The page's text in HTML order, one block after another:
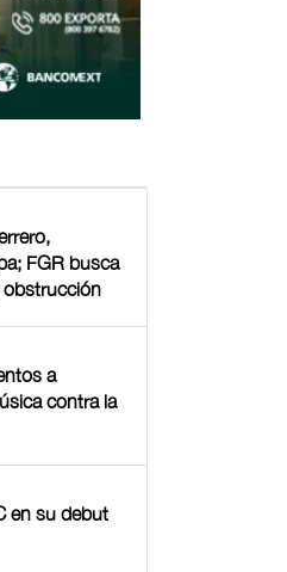
FGR busca
obstrucción
a
contra la
en su debut